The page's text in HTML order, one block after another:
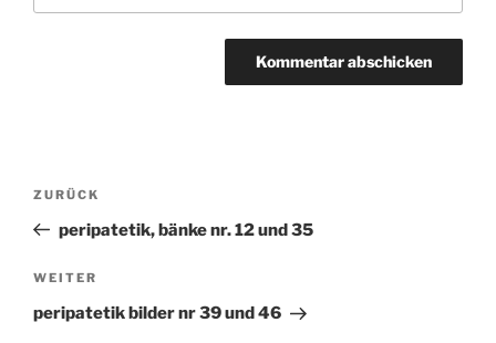
Beitragsnavigation
Vorheriger
Beitrag
ZURÜCK
peripatetik, bänke nr. 12 und 35
Nächster
Beitrag
WEITER
peripatetik bilder nr 39 und 46